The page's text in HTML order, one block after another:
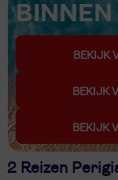
BEKIJK
BEKIJK
BEKIJK
2 Reizen